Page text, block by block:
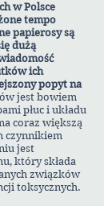
w Polsce
tempo
papierosy są
dużą
ich
popyt na
jest bowiem
płuc i układu
coraz większą
czynnikiem
jest
który składa
związków
toksycznych.